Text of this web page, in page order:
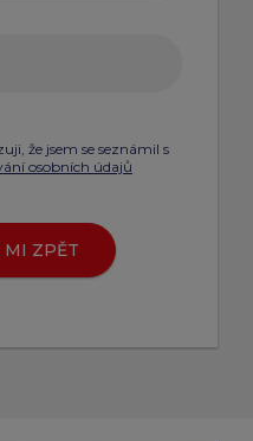
že jsem se seznámil s
osobních údajů
MI ZPĚT